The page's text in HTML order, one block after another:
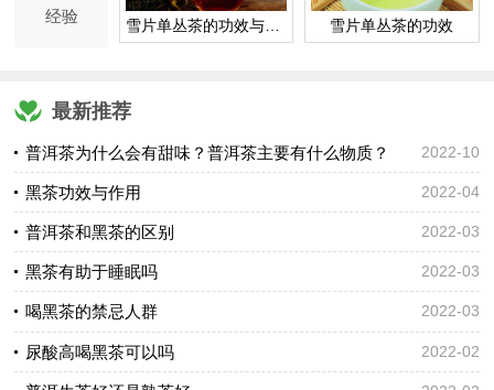
经验 雪片单丛茶的功效与作用 雪片单丛茶的功效
最新推荐
普洱茶为什么会有甜味？普洱茶主要有什么物质？ 2022-10
黑茶功效与作用 2022-04
普洱茶和黑茶的区别 2022-03
黑茶有助于睡眠吗 2022-03
喝黑茶的禁忌人群 2022-03
尿酸高喝黑茶可以吗 2022-02